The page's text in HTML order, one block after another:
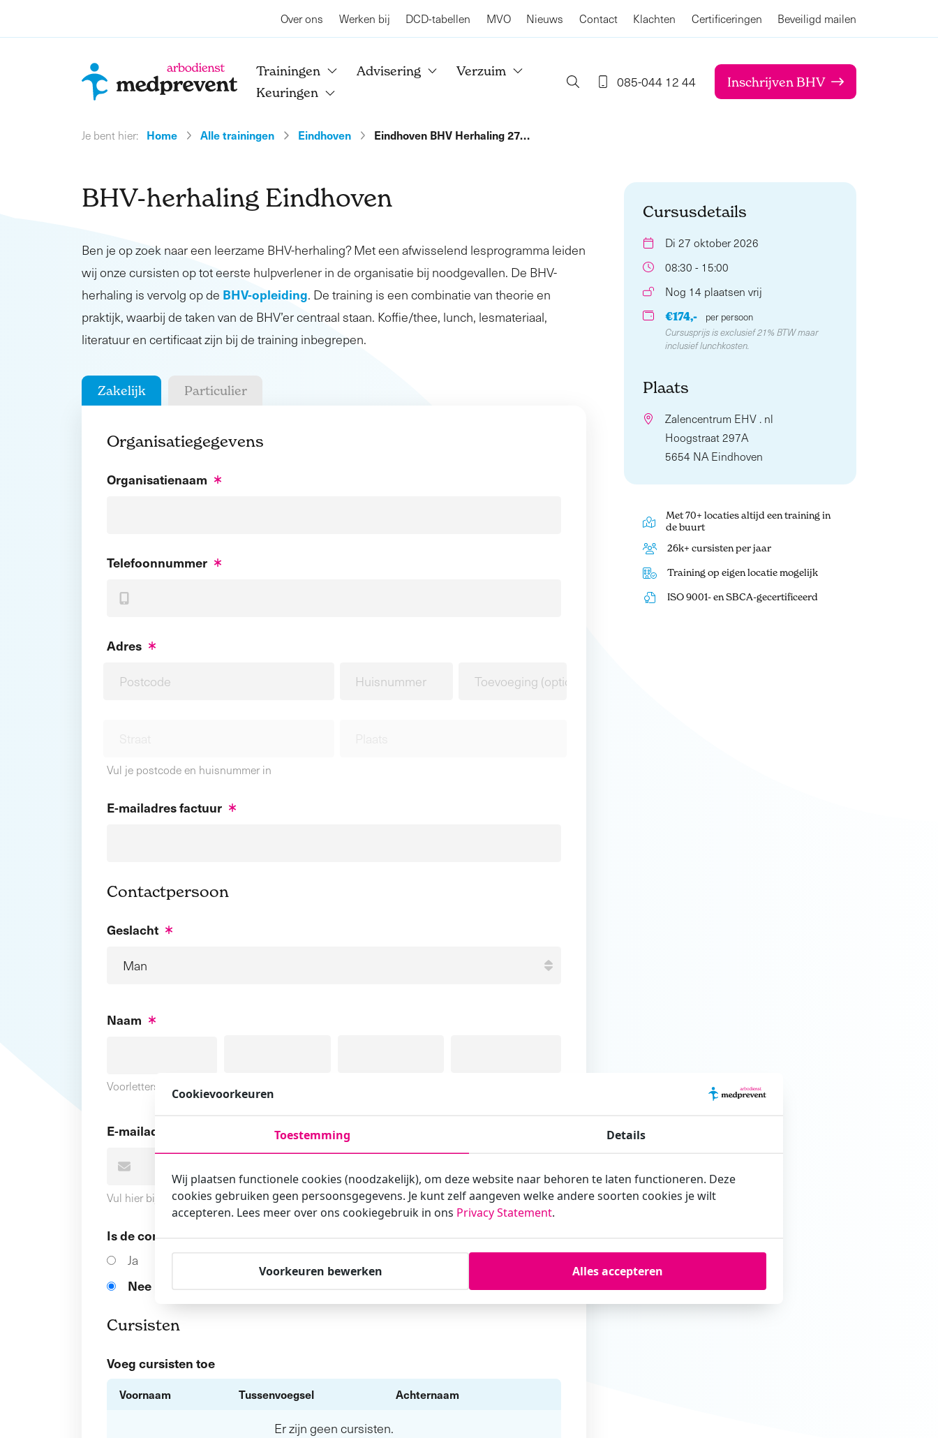
Over ons Werken bij DCD-tabellen MVO Nieuws Contact Klachten Certificeringen Beveiligd mailen
Trainingen Advisering
Verzuim
Keuringen
085-044 12 44 Inschrijven BHV
Je bent hier: Home Alle trainingen Eindhoven Eindhoven BHV Herhaling 27…
BHV-herhaling Eindhoven
Ben je op zoek naar een leerzame BHV-herhaling? Met een afwisselend lesprogramma leiden
wij onze cursisten op tot eerste hulpverlener in de organisatie bij noodgevallen. De BHV-
herhaling is vervolg op de BHV-opleiding. De training is een combinatie van theorie en
praktijk, waarbij de taken van de BHV’er centraal staan. Koffie/thee, lunch, lesmateriaal,
literatuur en certificaat zijn bij de training inbegrepen.
Zakelijk Particulier
Organisatiegegevens
Organisatienaam
Telefoonnummer
Adres
Vul je postcode en huisnummer in
E-mailadres factuur
Contactpersoon
Geslacht
Naam
Voorletters
E-mailadres
Vul hier bij voorkeur het e-mailadres in waarmee je zakelijk/administratief correspondeert
Is de contactpersoon ook een cursist?
Ja
Nee
Cursisten
Voeg cursisten toe
Voornaam Tussenvoegsel Achternaam
Er zijn geen cursisten.
Cursusdetails
Di 27 oktober 2026
08:30 - 15:00
Nog 14 plaatsen vrij
€174,-
per persoon
Cursusprijs is exclusief 21% BTW maar
inclusief lunchkosten.
Plaats
Zalencentrum EHV . nl
Hoogstraat 297A
5654 NA Eindhoven
Met 70+ locaties altijd een training in
de buurt
26k+ cursisten per jaar
Training op eigen locatie mogelijk
ISO 9001- en SBCA-gecertificeerd
Cookievoorkeuren
Toestemming Details
Wij plaatsen functionele cookies (noodzakelijk), om deze website naar behoren te laten functioneren. Deze
cookies gebruiken geen persoonsgegevens. Je kunt zelf aangeven welke andere soorten cookies je wilt
accepteren. Lees meer over ons cookiegebruik in ons Privacy Statement.
Voorkeuren bewerken Alles accepteren